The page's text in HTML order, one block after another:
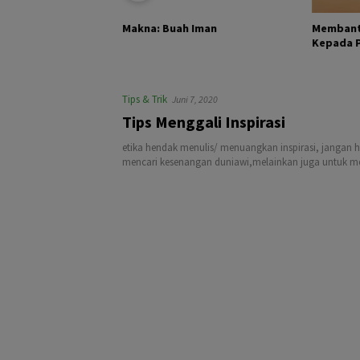
Makna: Buah Iman
Kepada
Tips & Trik Juni 7, 2020
Tips Menggali Inspirasi
etika hendak menulis/ menuangkan inspirasi, jangan
mencari kesenangan duniawi,melainkan juga untuk